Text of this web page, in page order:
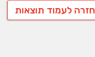
חזרה לעמוד תוצאות